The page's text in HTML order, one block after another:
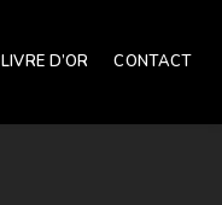
LIVRE D’OR CONTACT